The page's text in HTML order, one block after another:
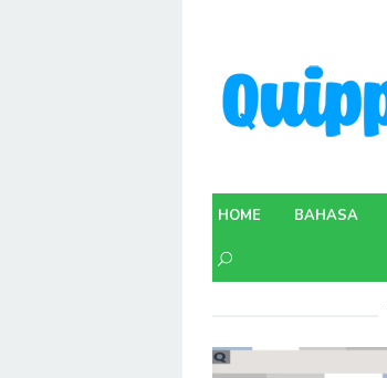
content
HOME BAHASA